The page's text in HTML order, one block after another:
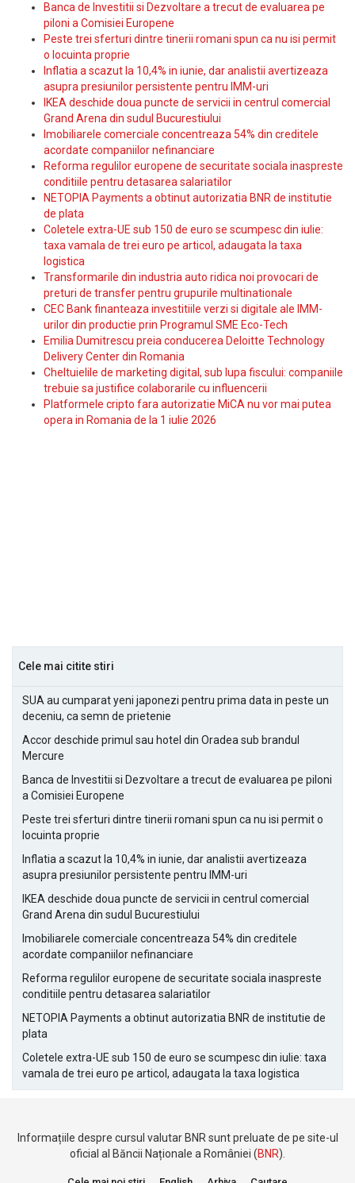
Banca de Investitii si Dezvoltare a trecut de evaluarea pe
piloni a Comisiei Europene
Peste trei sferturi dintre tinerii romani spun ca nu isi permit
o locuinta proprie
Inflatia a scazut la 10,4% in iunie, dar analistii avertizeaza
asupra presiunilor persistente pentru IMM-uri
IKEA deschide doua puncte de servicii in centrul comercial
Grand Arena din sudul Bucurestiului
Imobiliarele comerciale concentreaza 54% din creditele
acordate companiilor nefinanciare
Reforma regulilor europene de securitate sociala inaspreste
conditiile pentru detasarea salariatilor
NETOPIA Payments a obtinut autorizatia BNR de institutie
de plata
Coletele extra-UE sub 150 de euro se scumpesc din iulie:
taxa vamala de trei euro pe articol, adaugata la taxa
logistica
Transformarile din industria auto ridica noi provocari de
preturi de transfer pentru grupurile multinationale
CEC Bank finanteaza investitiile verzi si digitale ale IMM-
urilor din productie prin Programul SME Eco-Tech
Emilia Dumitrescu preia conducerea Deloitte Technology
Delivery Center din Romania
Cheltuielile de marketing digital, sub lupa fiscului: companiile
trebuie sa justifice colaborarile cu influencerii
Platformele cripto fara autorizatie MiCA nu vor mai putea
opera in Romania de la 1 iulie 2026
Cele mai citite stiri
SUA au cumparat yeni japonezi pentru prima data in peste un
deceniu, ca semn de prietenie
Accor deschide primul sau hotel din Oradea sub brandul
Mercure
Banca de Investitii si Dezvoltare a trecut de evaluarea pe piloni
a Comisiei Europene
Peste trei sferturi dintre tinerii romani spun ca nu isi permit o
locuinta proprie
Inflatia a scazut la 10,4% in iunie, dar analistii avertizeaza
asupra presiunilor persistente pentru IMM-uri
IKEA deschide doua puncte de servicii in centrul comercial
Grand Arena din sudul Bucurestiului
Imobiliarele comerciale concentreaza 54% din creditele
acordate companiilor nefinanciare
Reforma regulilor europene de securitate sociala inaspreste
conditiile pentru detasarea salariatilor
NETOPIA Payments a obtinut autorizatia BNR de institutie de
plata
Coletele extra-UE sub 150 de euro se scumpesc din iulie: taxa
vamala de trei euro pe articol, adaugata la taxa logistica
Informațiile despre cursul valutar BNR sunt preluate de pe site-ul
oficial al Băncii Naționale a României (BNR).